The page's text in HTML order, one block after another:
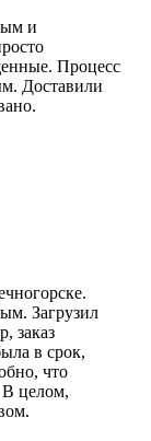
и
Процесс
Доставили
Загрузил
заказ
в срок,
что
целом,